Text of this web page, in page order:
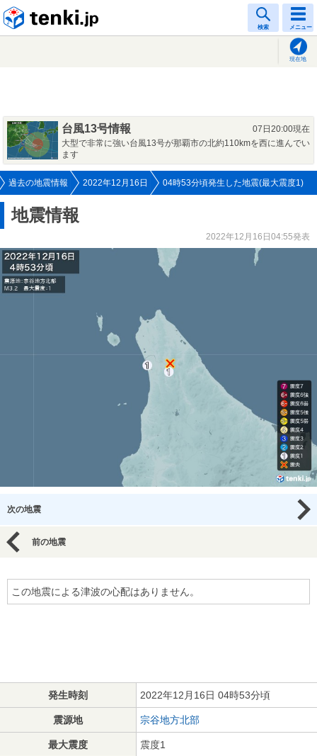
検索 メニュー
現在地
台風13号情報
07日20:00現在
大型で非常に強い台風13号が那覇市の北約110kmを西に進んでい
ます
過去の地震情報 2022年12月16日 04時53分頃発生した地震(最大震度1)
地震情報
2022年12月16日04:55発表
次の地震
前の地震
この地震による津波の心配はありません。
発生時刻 2022年12月16日 04時53分頃
震源地 宗谷地方北部
最大震度 震度1